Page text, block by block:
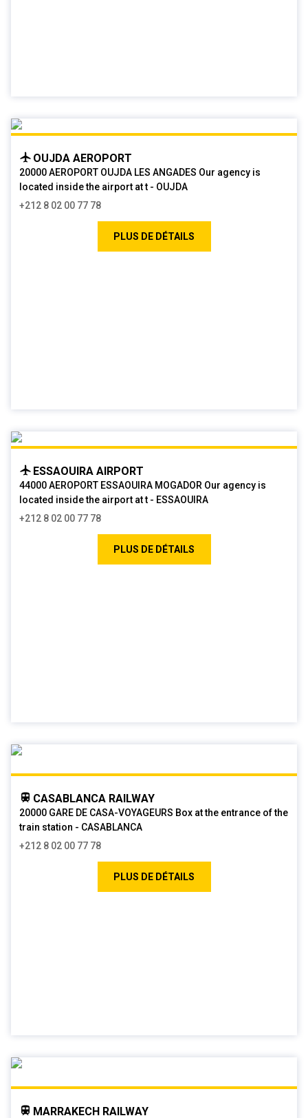
OUJDA AEROPORT
20000 AEROPORT OUJDA LES ANGADES Our agency is
located inside the airport at t - OUJDA
+212 8 02 00 77 78
PLUS DE DÉTAILS
ESSAOUIRA AIRPORT
44000 AEROPORT ESSAOUIRA MOGADOR Our agency is
located inside the airport at t - ESSAOUIRA
+212 8 02 00 77 78
PLUS DE DÉTAILS
CASABLANCA RAILWAY
20000 GARE DE CASA-VOYAGEURS Box at the entrance of the
train station - CASABLANCA
+212 8 02 00 77 78
PLUS DE DÉTAILS
MARRAKECH RAILWAY